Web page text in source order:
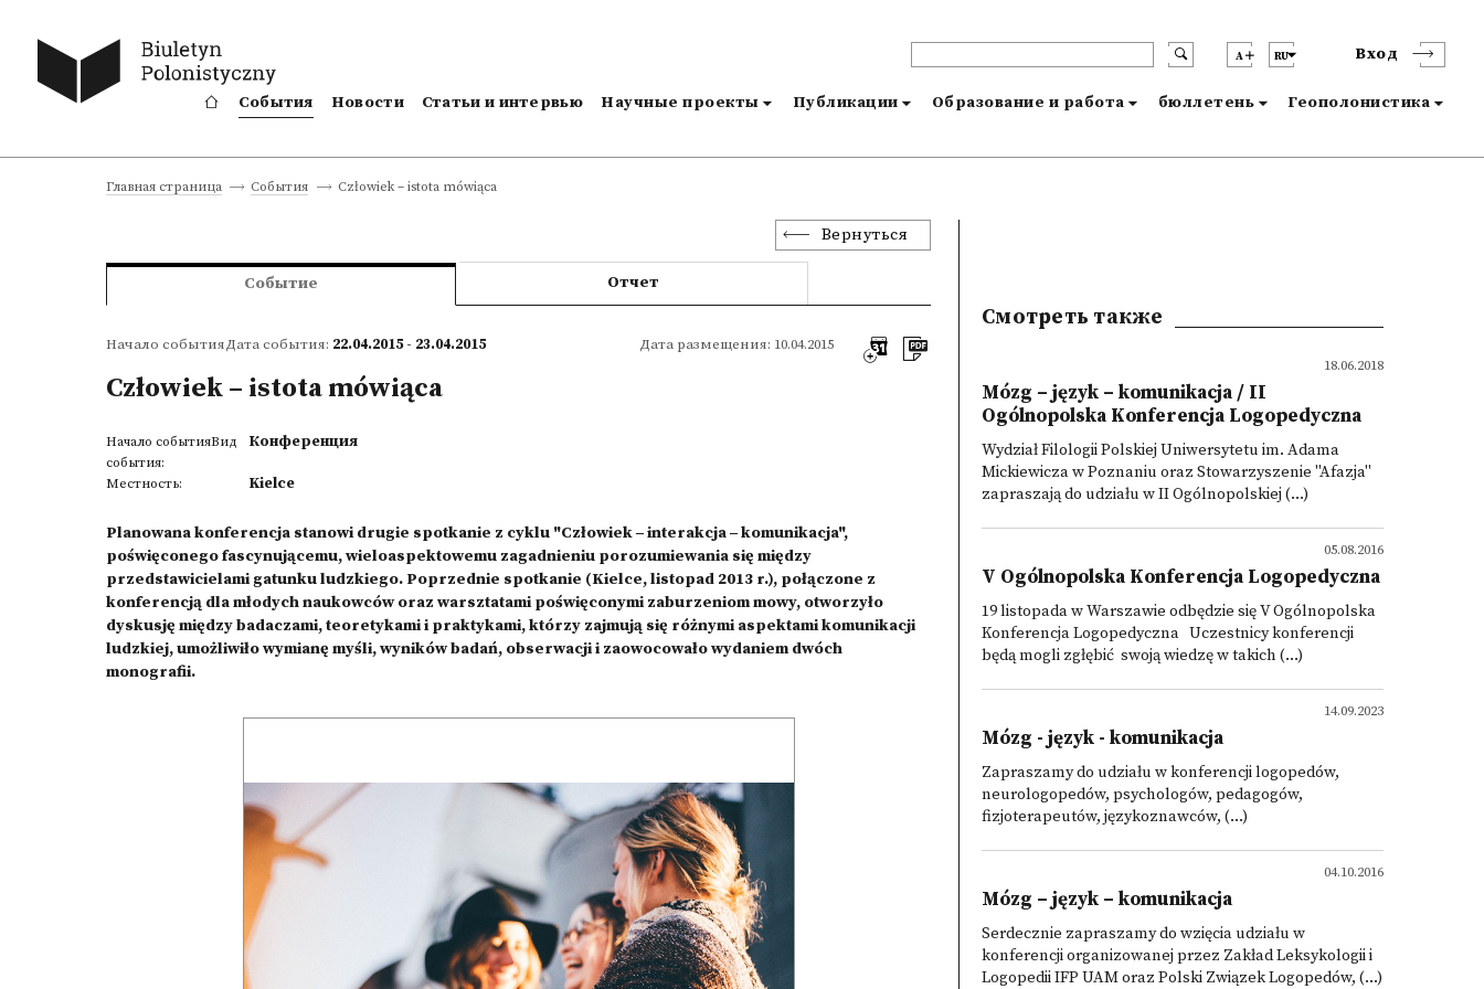
A RU Вход
События Новости Статьи и интервью Научные проекты Публикации Образование и работа бюллетень Геополонистика
Главная страница События Człowiek – istota mówiąca
Вернуться
Событие Отчет
Начало событияДата события: 22.04.2015 - 23.04.2015 Дата размещения: 10.04.2015
Człowiek – istota mówiąca
Начало событияВид
события:
Конференция
Местность: Kielce
Planowana konferencja stanowi drugie spotkanie z cyklu "Człowiek ‒ interakcja ‒ komunikacja",
poświęconego fascynującemu, wieloaspektowemu zagadnieniu porozumiewania się między
przedstawicielami gatunku ludzkiego. Poprzednie spotkanie (Kielce, listopad 2013 r.), połączone z
konferencją dla młodych naukowców oraz warsztatami poświęconymi zaburzeniom mowy, otworzyło
dyskusję między badaczami, teoretykami i praktykami, którzy zajmują się różnymi aspektami komunikacji
ludzkiej, umożliwiło wymianę myśli, wyników badań, obserwacji i zaowocowało wydaniem dwóch
monografii.
Смотреть также
18.06.2018
Mózg – język – komunikacja / II
Ogólnopolska Konferencja Logopedyczna
Wydział Filologii Polskiej Uniwersytetu im. Adama
Mickiewicza w Poznaniu oraz Stowarzyszenie "Afazja"
zapraszają do udziału w II Ogólnopolskiej (...)
05.08.2016
V Ogólnopolska Konferencja Logopedyczna
19 listopada w Warszawie odbędzie się V Ogólnopolska
Konferencja Logopedyczna Uczestnicy konferencji
będą mogli zgłębić swoją wiedzę w takich (...)
14.09.2023
Mózg - język - komunikacja
Zapraszamy do udziału w konferencji logopedów,
neurologopedów, psychologów, pedagogów,
fizjoterapeutów, językoznawców, (...)
04.10.2016
Mózg – język – komunikacja
Serdecznie zapraszamy do wzięcia udziału w
konferencji organizowanej przez Zakład Leksykologii i
Logopedii IFP UAM oraz Polski Związek Logopedów, (...)